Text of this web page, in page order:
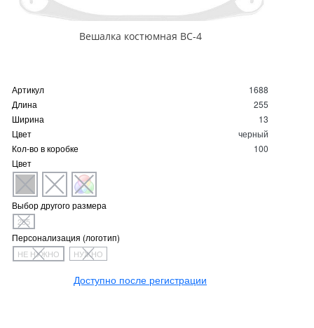
Вешалка костюмная ВС-4
Артикул
1688
Длина
255
Ширина
13
Цвет
черный
Кол-во в коробке
100
Цвет
Выбор другого размера
255
Персонализация (логотип)
НЕ НУЖНО НУЖНО
Доступно после регистрации